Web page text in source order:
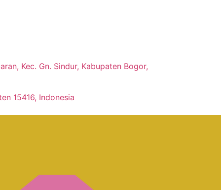
Kec. Gn. Sindur, Kabupaten Bogor,
15416, Indonesia